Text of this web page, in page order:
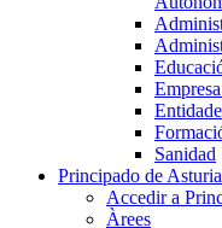
Sanidad
Principado de
Accedir a
Àrees